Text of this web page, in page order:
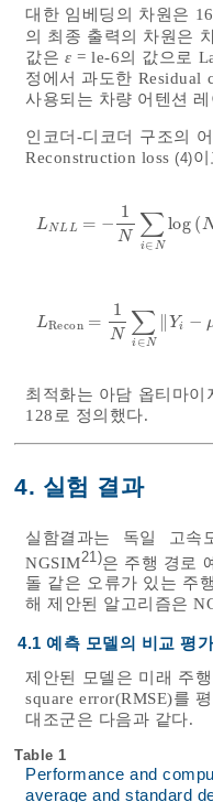
대한 임베딩의 차원은
의 최종 출력의 차원은
값은 ε = le-6의 값으로
정에서 과도한 Residual
사용되는 차량 어텐션
인코더-디코더 구조의
Reconstruction loss (4)
LNL L = −
1
N ∑
i∈ N
log (
L NLL=-1 N∑i ∈
LRecon =
1
N ∑
i ∈N
Yi −
LRecon =1 ∑i∈N
최적화는 아담 옵티마이
128로 정의했다.
4. 실험 결과
실함결과는 독일 고
NGSIM21)은 주행 경로
돌 같은 오류가 있는 주
해 제안된 알고리즘은
4.1 예측 모델의 비교 평가
제안된 모델은 미래 주
square error(RMSE)를
대조군은 다음과 같다.
Table 1
Performance and
average and standard